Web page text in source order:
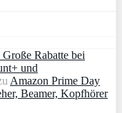
Rabatte bei
und
Amazon Prime Day
Beamer, Kopfhörer